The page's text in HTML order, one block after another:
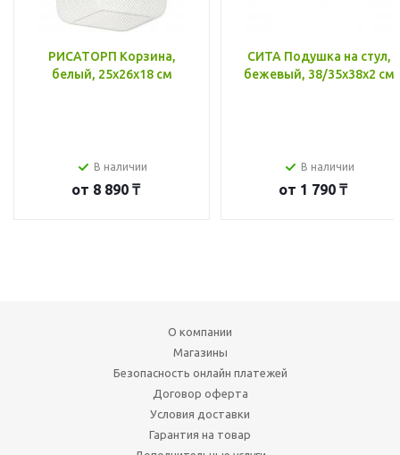
РИСАТОРП Корзина,
белый, 25x26x18 см
В наличии
от 8 890 ₸
СИТА Подушка на стул,
бежевый, 38/35x38x2 см
В наличии
от 1 790 ₸
О компании
Магазины
Безопасность онлайн платежей
Договор оферта
Условия доставки
Гарантия на товар